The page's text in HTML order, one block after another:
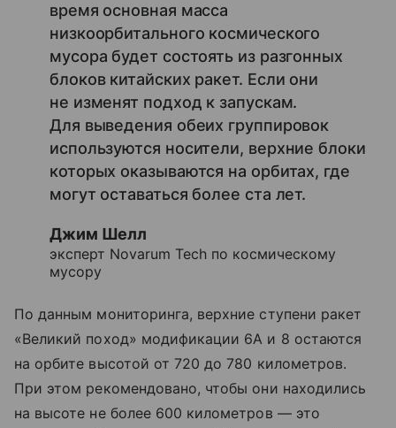
время основная масса
низкоорбитального космического
мусора будет состоять из разгонных
блоков китайских ракет. Если они
не изменят подход к запускам.
Для выведения обеих группировок
используются носители, верхние блоки
которых оказываются на орбитах, где
могут оставаться более ста лет.
Джим Шелл
эксперт Novarum Tech по космическому
мусору
По данным мониторинга, верхние ступени ракет
«Великий поход» модификации 6A и 8 остаются
на орбите высотой от 720 до 780 километров.
При этом рекомендовано, чтобы они находились
на высоте не более 600 километров — это